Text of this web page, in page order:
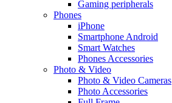
Gaming peripherals
Phones
iPhone
Smartphone Android
Smart Watches
Phones Accessories
Photo & Video
Photo & Video Cameras
Photo Accessories